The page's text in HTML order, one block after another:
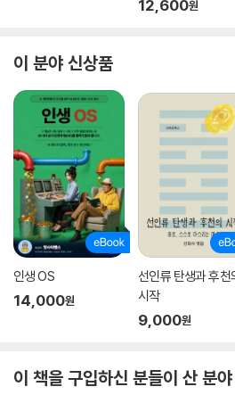
12,600원
이 분야 신상품
인생 OS
14,000원
선인류 탄생과 후천
시작
9,000원
이 책을 구입하신 분들이 산 분